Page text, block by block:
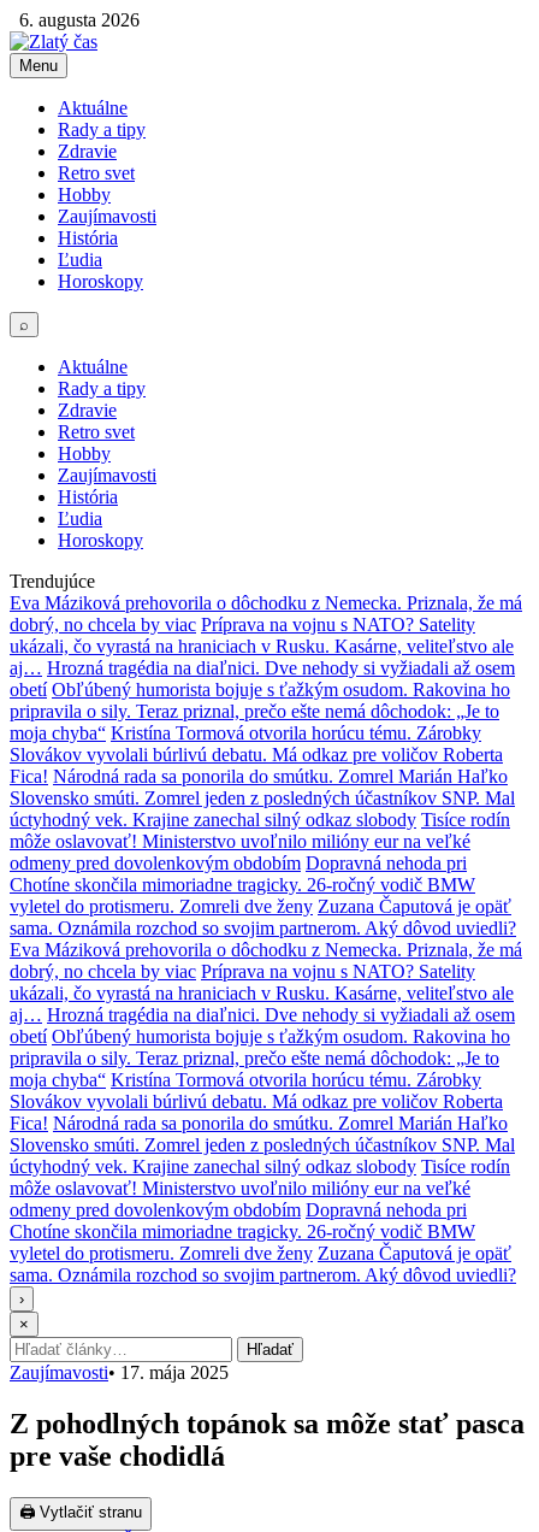
6. augusta 2026
Menu
Aktuálne
Rady a tipy
Zdravie
Retro svet
Hobby
Zaujímavosti
História
Ľudia
Horoskopy
⌕
Aktuálne
Rady a tipy
Zdravie
Retro svet
Hobby
Zaujímavosti
História
Ľudia
Horoskopy
Trendujúce
Eva Máziková prehovorila o dôchodku z Nemecka. Priznala, že má
dobrý, no chcela by viac Príprava na vojnu s NATO? Satelity
ukázali, čo vyrastá na hraniciach v Rusku. Kasárne, veliteľstvo ale
aj… Hrozná tragédia na diaľnici. Dve nehody si vyžiadali až osem
obetí Obľúbený humorista bojuje s ťažkým osudom. Rakovina ho
pripravila o sily. Teraz priznal, prečo ešte nemá dôchodok: „Je to
moja chyba“ Kristína Tormová otvorila horúcu tému. Zárobky
Slovákov vyvolali búrlivú debatu. Má odkaz pre voličov Roberta
Fica! Národná rada sa ponorila do smútku. Zomrel Marián Haľko
Slovensko smúti. Zomrel jeden z posledných účastníkov SNP. Mal
úctyhodný vek. Krajine zanechal silný odkaz slobody Tisíce rodín
môže oslavovať! Ministerstvo uvoľnilo milióny eur na veľké
odmeny pred dovolenkovým obdobím Dopravná nehoda pri
Chotíne skončila mimoriadne tragicky. 26-ročný vodič BMW
vyletel do protismeru. Zomreli dve ženy Zuzana Čaputová je opäť
sama. Oznámila rozchod so svojim partnerom. Aký dôvod uviedli?
Eva Máziková prehovorila o dôchodku z Nemecka. Priznala, že má
dobrý, no chcela by viac Príprava na vojnu s NATO? Satelity
ukázali, čo vyrastá na hraniciach v Rusku. Kasárne, veliteľstvo ale
aj… Hrozná tragédia na diaľnici. Dve nehody si vyžiadali až osem
obetí Obľúbený humorista bojuje s ťažkým osudom. Rakovina ho
pripravila o sily. Teraz priznal, prečo ešte nemá dôchodok: „Je to
moja chyba“ Kristína Tormová otvorila horúcu tému. Zárobky
Slovákov vyvolali búrlivú debatu. Má odkaz pre voličov Roberta
Fica! Národná rada sa ponorila do smútku. Zomrel Marián Haľko
Slovensko smúti. Zomrel jeden z posledných účastníkov SNP. Mal
úctyhodný vek. Krajine zanechal silný odkaz slobody Tisíce rodín
môže oslavovať! Ministerstvo uvoľnilo milióny eur na veľké
odmeny pred dovolenkovým obdobím Dopravná nehoda pri
Chotíne skončila mimoriadne tragicky. 26-ročný vodič BMW
vyletel do protismeru. Zomreli dve ženy Zuzana Čaputová je opäť
sama. Oznámila rozchod so svojim partnerom. Aký dôvod uviedli?
›
×
Hľadať: Hľadať
Zaujímavosti• 17. mája 2025
Z pohodlných topánok sa môže stať pasca
pre vaše chodidlá
🖨 Vytlačiť stranu